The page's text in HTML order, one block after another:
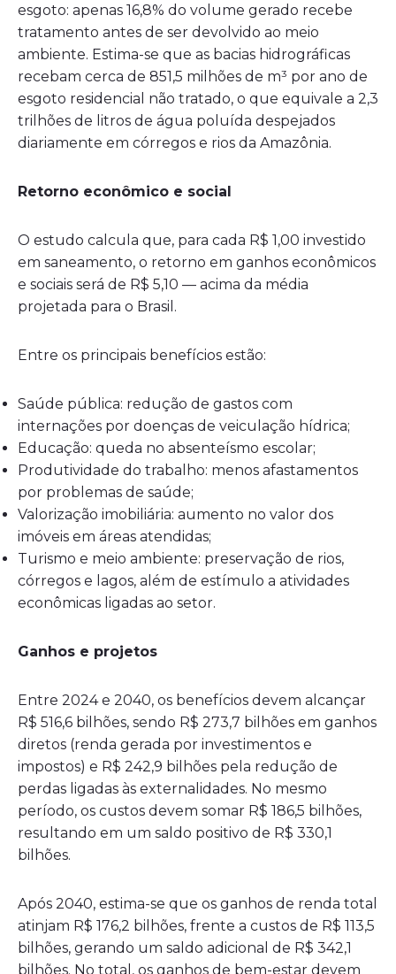
esgoto: apenas 16,8% do volume gerado recebe
tratamento antes de ser devolvido ao meio
ambiente. Estima-se que as bacias hidrográficas
recebam cerca de 851,5 milhões de m³ por ano de
esgoto residencial não tratado, o que equivale a 2,3
trilhões de litros de água poluída despejados
diariamente em córregos e rios da Amazônia.
Retorno econômico e social
O estudo calcula que, para cada R$ 1,00 investido
em saneamento, o retorno em ganhos econômicos
e sociais será de R$ 5,10 — acima da média
projetada para o Brasil.
Entre os principais benefícios estão:
Saúde pública: redução de gastos com
internações por doenças de veiculação hídrica;
Educação: queda no absenteísmo escolar;
Produtividade do trabalho: menos afastamentos
por problemas de saúde;
Valorização imobiliária: aumento no valor dos
imóveis em áreas atendidas;
Turismo e meio ambiente: preservação de rios,
córregos e lagos, além de estímulo a atividades
econômicas ligadas ao setor.
Ganhos e projetos
Entre 2024 e 2040, os benefícios devem alcançar
R$ 516,6 bilhões, sendo R$ 273,7 bilhões em ganhos
diretos (renda gerada por investimentos e
impostos) e R$ 242,9 bilhões pela redução de
perdas ligadas às externalidades. No mesmo
período, os custos devem somar R$ 186,5 bilhões,
resultando em um saldo positivo de R$ 330,1
bilhões.
Após 2040, estima-se que os ganhos de renda total
atinjam R$ 176,2 bilhões, frente a custos de R$ 113,5
bilhões, gerando um saldo adicional de R$ 342,1
bilhões. No total, os ganhos de bem-estar devem